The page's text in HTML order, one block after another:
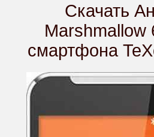
Скачать
Marshmallow
смартфона